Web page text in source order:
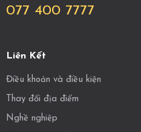
077 400 7777
Liên Kết
Điều khoản và điều kiện
Thay đổi địa điểm
Nghề nghiệp